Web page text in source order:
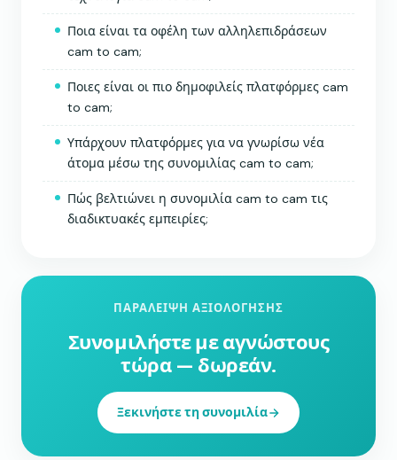
Ποια είναι τα οφέλη των αλληλεπιδράσεων
cam to cam;
Ποιες είναι οι πιο δημοφιλείς πλατφόρμες cam
to cam;
Υπάρχουν πλατφόρμες για να γνωρίσω νέα
άτομα μέσω της συνομιλίας cam to cam;
Πώς βελτιώνει η συνομιλία cam to cam τις
διαδικτυακές εμπειρίες;
ΠΑΡΆΛΕΙΨΗ ΑΞΙΟΛΌΓΗΣΗΣ
Συνομιλήστε με αγνώστους
τώρα — δωρεάν.
Ξεκινήστε τη συνομιλία